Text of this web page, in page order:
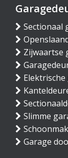
Sectionaal
Zijwaartse
Slimme
Garage